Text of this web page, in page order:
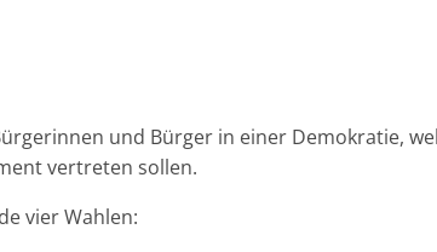
und Bürger in einer Demokratie,
vertreten sollen.
vier Wahlen: